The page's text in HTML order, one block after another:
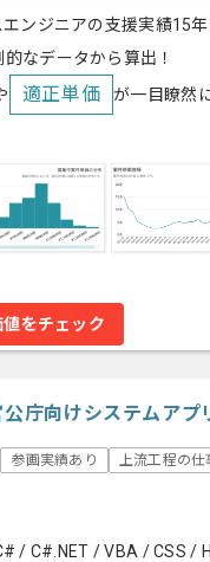
エンジニアの支援実績15
なデータから算出！
適正単価 が一目瞭然
値をチェック
公庁向けシステムア
参画実績あり 上流工程の仕
/ C#.NET / VBA / CSS /